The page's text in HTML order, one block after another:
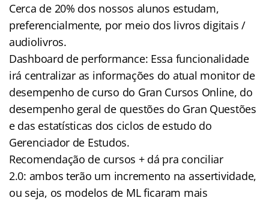
Cerca de 20% dos nossos alunos estudam,
preferencialmente, por meio dos livros digitais /
audiolivros.
Dashboard de performance: Essa funcionalidade
irá centralizar as informações do atual monitor de
desempenho de curso do Gran Cursos Online, do
desempenho geral de questões do Gran Questões
e das estatísticas dos ciclos de estudo do
Gerenciador de Estudos.
Recomendação de cursos + dá pra conciliar
2.0: ambos terão um incremento na assertividade,
ou seja, os modelos de ML ficaram mais